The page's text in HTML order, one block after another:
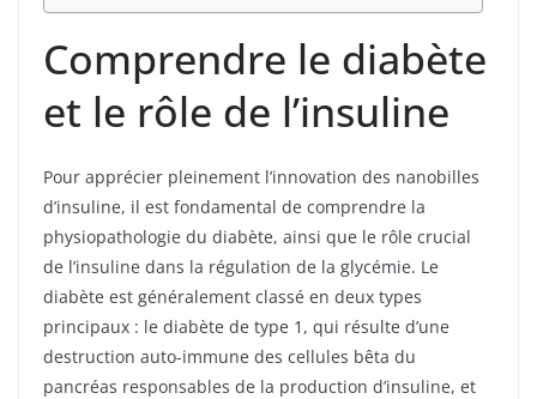
Comprendre le diabète
et le rôle de l’insuline
Pour apprécier pleinement l’innovation des nanobilles
d’insuline, il est fondamental de comprendre la
physiopathologie du diabète, ainsi que le rôle crucial
de l’insuline dans la régulation de la glycémie. Le
diabète est généralement classé en deux types
principaux : le diabète de type 1, qui résulte d’une
destruction auto-immune des cellules bêta du
pancréas responsables de la production d’insuline, et